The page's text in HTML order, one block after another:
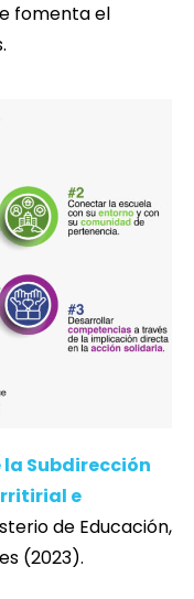
fomenta el
la Subdirección
e
de Educación,
(2023).